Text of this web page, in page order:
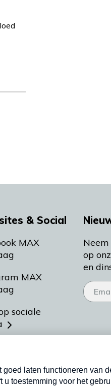
& Social
MAX
MAX
sociale
Actueel
op
en
Nieuwsbrief